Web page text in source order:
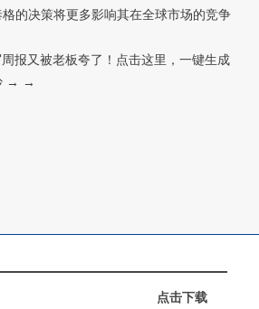
的决策将更多影响其在全球市场的竞争
又被老板夸了！点击这里，一键生成
→ →
点击下载